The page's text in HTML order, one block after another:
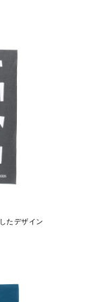
たデザイン